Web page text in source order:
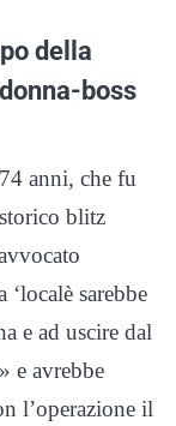
della
boss
anni, che fu
blitz
sarebbe
e ad uscire dal
e avrebbe
l’operazione il